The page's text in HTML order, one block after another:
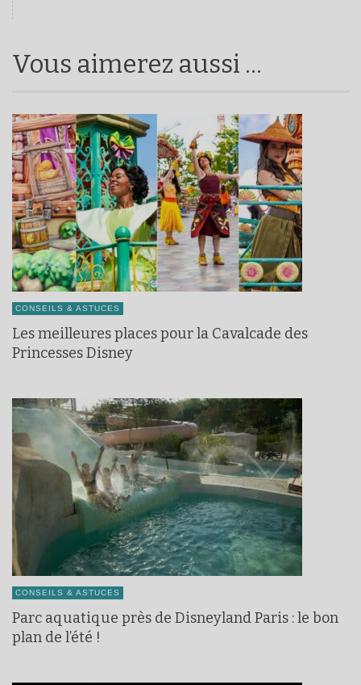
Vous aimerez aussi ...
CONSEILS & ASTUCES
Les meilleures places pour la Cavalcade des
Princesses Disney
CONSEILS & ASTUCES
Parc aquatique près de Disneyland Paris : le bon
plan de l’été !